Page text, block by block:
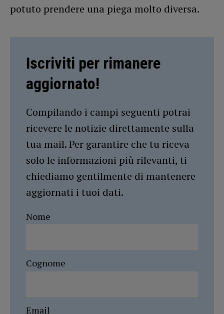
potuto prendere una piega molto diversa.
Iscriviti per rimanere
aggiornato!
Compilando i campi seguenti potrai
ricevere le notizie direttamente sulla
tua mail. Per garantire che tu riceva
solo le informazioni più rilevanti, ti
chiediamo gentilmente di mantenere
aggiornati i tuoi dati.
Nome
Cognome
Email